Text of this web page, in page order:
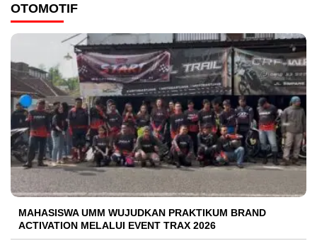
OTOMOTIF
MAHASISWA UMM WUJUDKAN PRAKTIKUM BRAND
ACTIVATION MELALUI EVENT TRAX 2026